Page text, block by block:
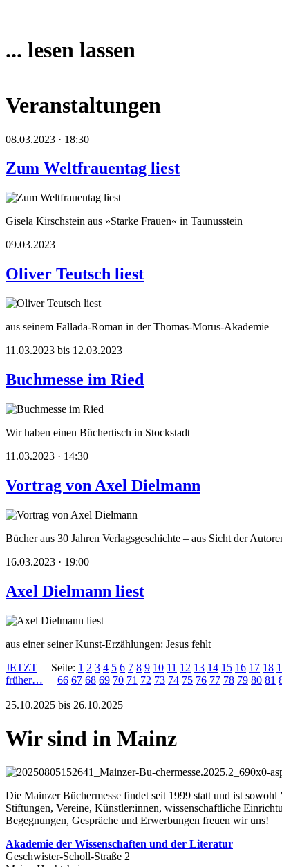
... lesen lassen
Veranstaltungen
08.03.2023 · 18:30
Zum Weltfrauentag liest
Gisela Kirschstein aus »Starke Frauen« in Taunusstein
09.03.2023
Oliver Teutsch liest
aus seinem Fallada-Roman in der Thomas-Morus-Akademie
11.03.2023 bis 12.03.2023
Buchmesse im Ried
Wir haben einen Büchertisch in Stockstadt
11.03.2023 · 14:30
Vortrag von Axel Dielmann
Bücher aus 30 Jahren Verlagsgeschichte – aus Sicht der
16.03.2023 · 19:00
Axel Dielmann liest
aus einer seiner Kunst-Erzählungen: Jesus fehlt
JETZT |
früher…
Seite: 1 2 3 4 5 6 7 8 9 10 11 12 13 14 15 16 17 18
66 67 68 69 70 71 72 73 74 75 76 77 78 79 80 81
25.10.2025 bis 26.10.2025
Wir sind in Mainz
Die Mainzer Büchermesse findet seit 1999 statt und ist sowohl
Stiftungen, Vereine, Künstler:innen, wissenschaftliche
Begegnungen, Gespräche und Erwerbungen freuen wir uns!
Akademie der Wissenschaften und der Literatur
Geschwister-Scholl-Straße 2